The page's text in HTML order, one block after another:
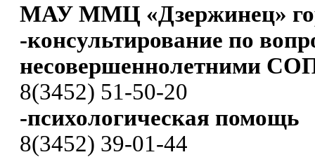
МАУ ММЦ «Дзержинец»
-консультирование по
несовершеннолетними
8(3452) 51-50-20
-психологическая помощь
8(3452) 39-01-44